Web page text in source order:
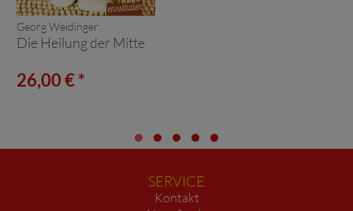
Georg Weidinger:
Die Heilung der Mitte
26,00 € *
SERVICE
Kontakt